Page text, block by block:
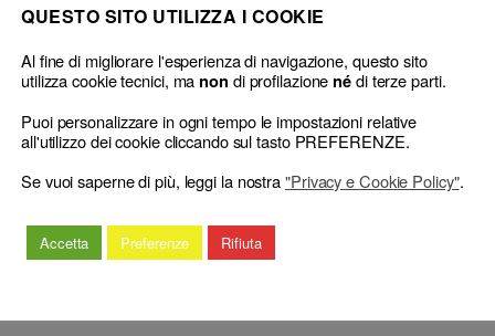
cautelare disposta medio tempore dal CDD
QUESTO SITO UTILIZZA I COOKIE
Al fine di migliorare l'esperienza di navigazione, questo sito
utilizza cookie tecnici, ma non di profilazione nédi terze parti.
Puoi personalizzare in ogni tempo le impostazioni relative
all'utilizzo dei cookie cliccando sul tasto PREFERENZE.
Se vuoi saperne di più, leggi la nostra"Privacy e Cookie Policy".
Accetta Preferenze Rifiuta